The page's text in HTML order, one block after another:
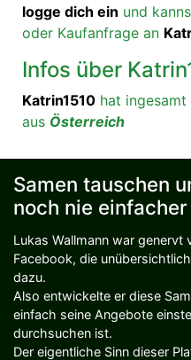
logge dich ein und
oder Kaufanfrage an
Infos über
Katrin1510 hat ingesamt
aus Österreich
Samen tauschen
noch nie einfacher
Lukas Wallmann war
Facebook, die
dazu.
Also entwickelte er diese
einfach seine Angebote
durchsuchen ist.
Der eigentliche Sinn dieser